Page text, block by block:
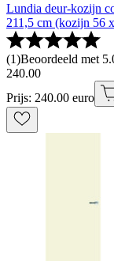
Lundia deur-kozijn
211,5 cm (kozijn 56
(1)Beoordeeld met
240.00
Prijs: 240.00 euro